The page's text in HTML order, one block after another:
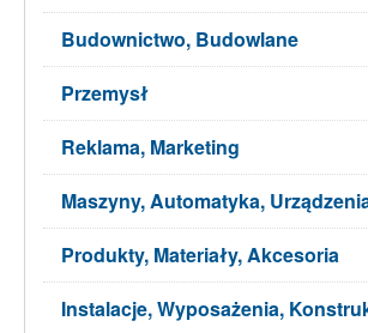
Budownictwo, Budowlane
Przemysł
Reklama, Marketing
Maszyny, Automatyka,
Produkty, Materiały, Akcesoria
Instalacje, Wyposażenia,